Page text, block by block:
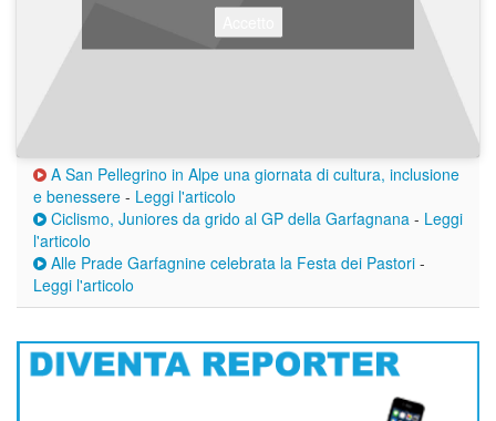
A San Pellegrino in Alpe una giornata di cultura, inclusione
e benessere - Leggi l'articolo
Ciclismo, Juniores da grido al GP della Garfagnana - Leggi
l'articolo
Alle Prade Garfagnine celebrata la Festa dei Pastori -
Leggi l'articolo